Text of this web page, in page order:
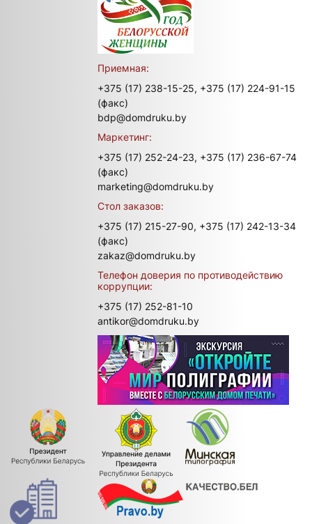
Приемная:
+375 (17) 238-15-25, +375 (17) 224-91-15
(факс)
bdp@domdruku.by
Маркетинг:
+375 (17) 252-24-23, +375 (17) 236-67-74
(факс)
marketing@domdruku.by
Стол заказов:
+375 (17) 215-27-90, +375 (17) 242-13-34
(факс)
zakaz@domdruku.by
Телефон доверия по противодействию
коррупции:
+375 (17) 252-81-10
antikor@domdruku.by